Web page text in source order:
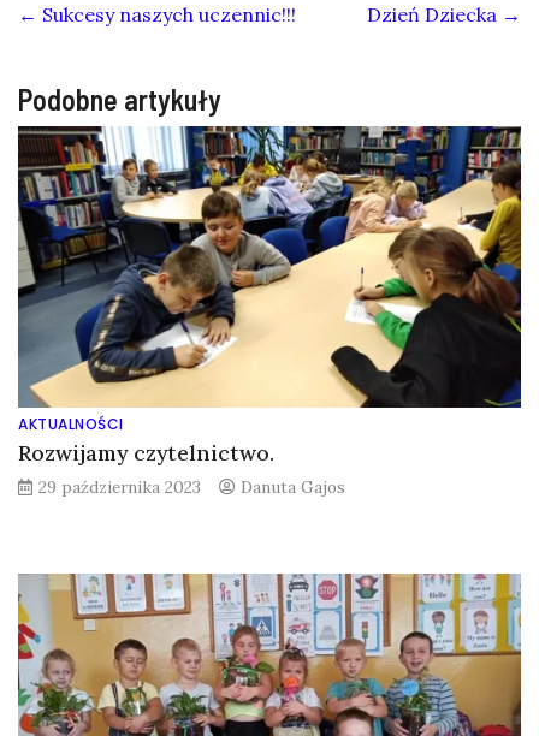
← Sukcesy naszych uczennic!!! Dzień Dziecka →
Podobne artykuły
AKTUALNOŚCI
Rozwijamy czytelnictwo.
29 października 2023 Danuta Gajos